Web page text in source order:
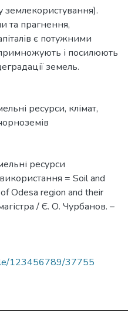
землекористування).
та прагнення,
є потужними
і посилюють
земель.
ресурси, клімат,
ресурси
= Soil and
Odesa region and their
/ Є. О. Чурбанов. –
123456789/37755